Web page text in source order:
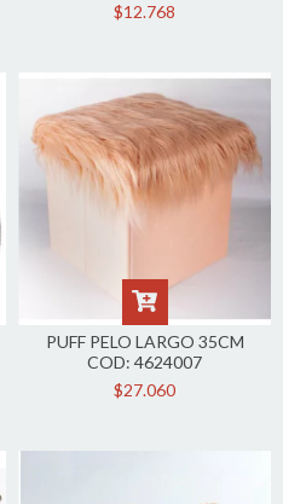
$12.768
PUFF PELO LARGO 35CM
COD: 4624007
$27.060